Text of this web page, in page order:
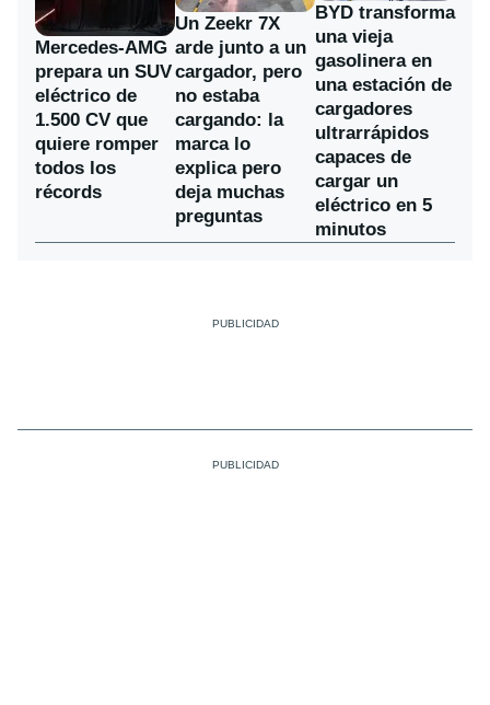
Mercedes-AMG
prepara un SUV
eléctrico de
1.500 CV que
quiere romper
todos los
récords
Un Zeekr 7X
arde junto a un
cargador, pero
no estaba
cargando: la
marca lo
explica pero
deja muchas
preguntas
BYD transforma
una vieja
gasolinera en
una estación de
cargadores
ultrarrápidos
capaces de
cargar un
eléctrico en 5
minutos